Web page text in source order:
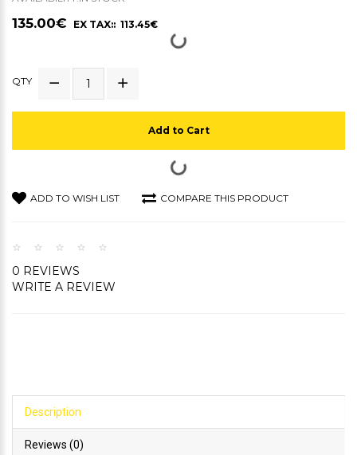
135.00€ EX TAX:: 113.45€
QTY
Add to Cart
ADD TO WISH LIST COMPARE THIS PRODUCT
0 REVIEWS
WRITE A REVIEW
Description
Reviews (0)